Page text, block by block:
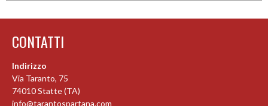
CONTATTI
Indirizzo
Via Taranto, 75
74010 Statte (TA)
info@tarantospartana.com